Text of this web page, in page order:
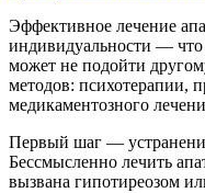
Эффективное лечение
индивидуальности — что
может не подойти
методов: психотерапии,
медикаментозного
Первый шаг —
Бессмысленно лечить
вызвана гипотиреозом